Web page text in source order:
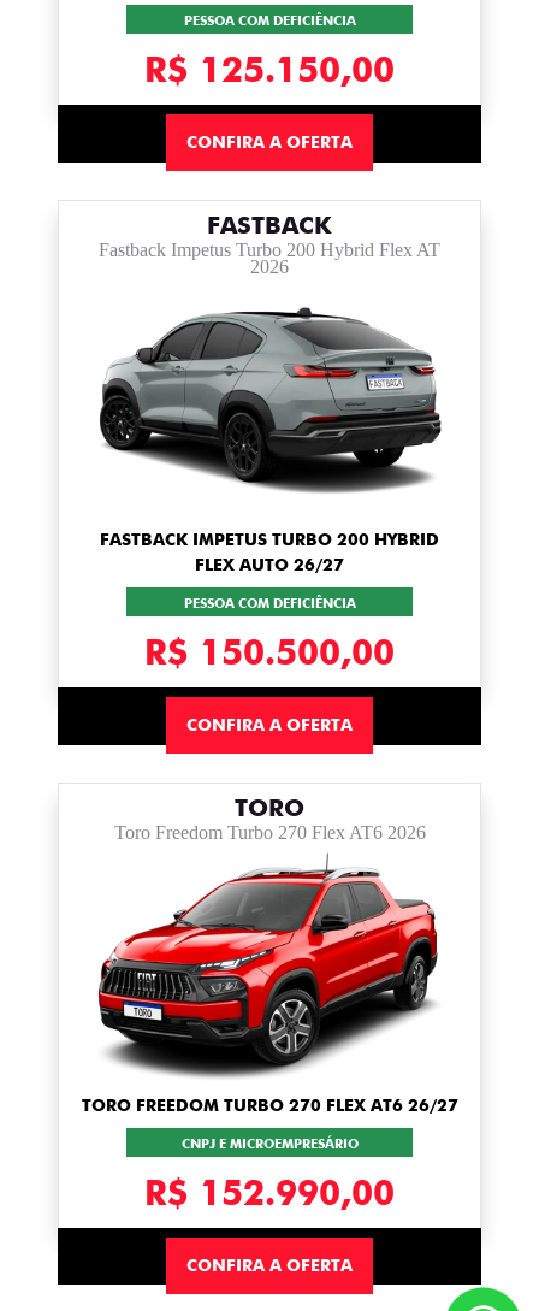
PESSOA COM DEFICIÊNCIA
R$ 125.150,00
CONFIRA A OFERTA
FASTBACK
Fastback Impetus Turbo 200 Hybrid Flex AT
2026
FASTBACK IMPETUS TURBO 200 HYBRID
FLEX AUTO 26/27
PESSOA COM DEFICIÊNCIA
R$ 150.500,00
CONFIRA A OFERTA
TORO
Toro Freedom Turbo 270 Flex AT6 2026
TORO FREEDOM TURBO 270 FLEX AT6 26/27
CNPJ E MICROEMPRESÁRIO
R$ 152.990,00
CONFIRA A OFERTA